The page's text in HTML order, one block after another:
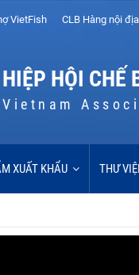
VietFish CLB Hàng nội địa
HIỆP HỘI CHẾ
Vietnam
XUẤT KHẨU THƯ